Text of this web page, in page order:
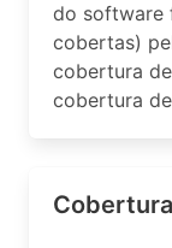
do software
cobertas)
cobertura
cobertura